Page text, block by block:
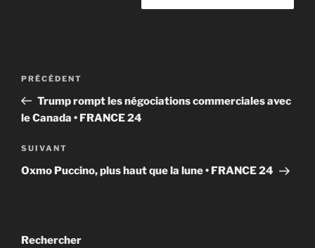
Navigation
l’article
Article
précédent
PRÉCÉDENT
Trump rompt les négociations commerciales avec
le Canada • FRANCE 24
Article
suivant
SUIVANT
Oxmo Puccino, plus haut que la lune • FRANCE 24
Rechercher